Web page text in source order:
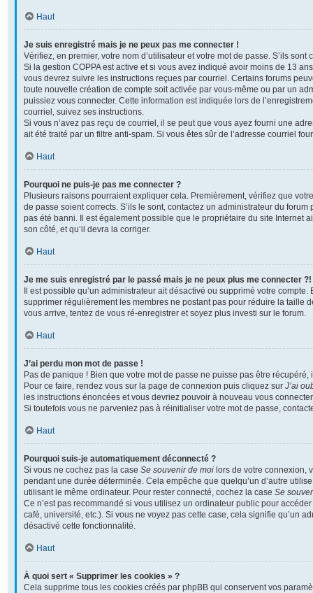
Haut
Je suis enregistré mais je ne peux pas me connecter !
Vérifiez, en premier, votre nom d’utilisateur et votre mot de passe. S’ils sont
Si la gestion COPPA est active et si vous avez indiqué avoir moins de 13
vous devrez suivre les instructions reçues par courriel. Certains forums
toute nouvelle création de compte soit activée par vous-même ou par un
puissiez vous connecter. Cette information est indiquée lors de
courriel, suivez ses instructions.
Si vous n’avez pas reçu de courriel, il se peut que vous ayez fourni une
ait été traité par un filtre anti-spam. Si vous êtes sûr de l’adresse courriel
Haut
Pourquoi ne puis-je pas me connecter ?
Plusieurs raisons pourraient expliquer cela. Premièrement, vérifiez que
de passe soient corrects. S’ils le sont, contactez un administrateur du forum
pas été banni. Il est également possible que le propriétaire du site Internet
son côté, et qu’il devra la corriger.
Haut
Je me suis enregistré par le passé mais je ne peux plus me connecter ?!
Il est possible qu’un administrateur ait désactivé ou supprimé votre compte.
supprimer régulièrement les membres ne postant pas pour réduire la taille
vous arrive, tentez de vous ré-enregistrer et soyez plus investi sur le forum.
Haut
J’ai perdu mon mot de passe !
Pas de panique ! Bien que votre mot de passe ne puisse pas être
Pour ce faire, rendez vous sur la page de connexion puis cliquez sur J’ai
les instructions énoncées et vous devriez pouvoir à nouveau vous
Si toutefois vous ne parveniez pas à réinitialiser votre mot de passe,
Haut
Pourquoi suis-je automatiquement déconnecté ?
Si vous ne cochez pas la case Se souvenir de moi lors de votre connexion,
pendant une durée déterminée. Cela empêche que quelqu’un d’autre
utilisant le même ordinateur. Pour rester connecté, cochez la case Se
Ce n’est pas recommandé si vous utilisez un ordinateur public pour
café, université, etc.). Si vous ne voyez pas cette case, cela signifie qu’un
désactivé cette fonctionnalité.
Haut
À quoi sert « Supprimer les cookies » ?
Cela supprime tous les cookies créés par phpBB qui conservent vos